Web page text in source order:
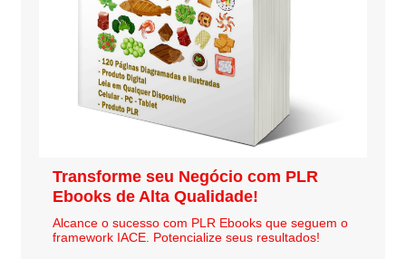
Transforme seu Negócio com PLR
Ebooks de Alta Qualidade!
Alcance o sucesso com PLR Ebooks que seguem o
framework IACE. Potencialize seus resultados!